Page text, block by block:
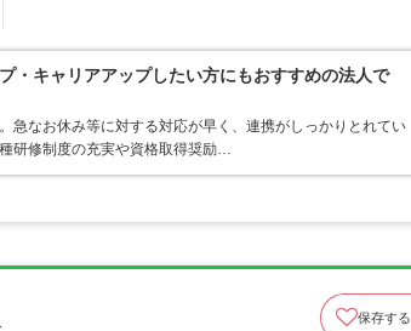
・キャリアアップしたい方にもおすすめの法人で
急なお休み等に対する対応が早く、連携がしっかりとれてい
研修制度の充実や資格取得奨励…
保存する